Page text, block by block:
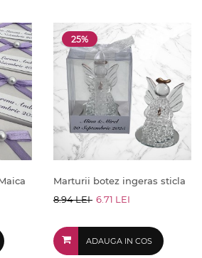
25%
Marturii botez ingeras sticla
8.94 LEI 6.71 LEI
ADAUGA IN COS